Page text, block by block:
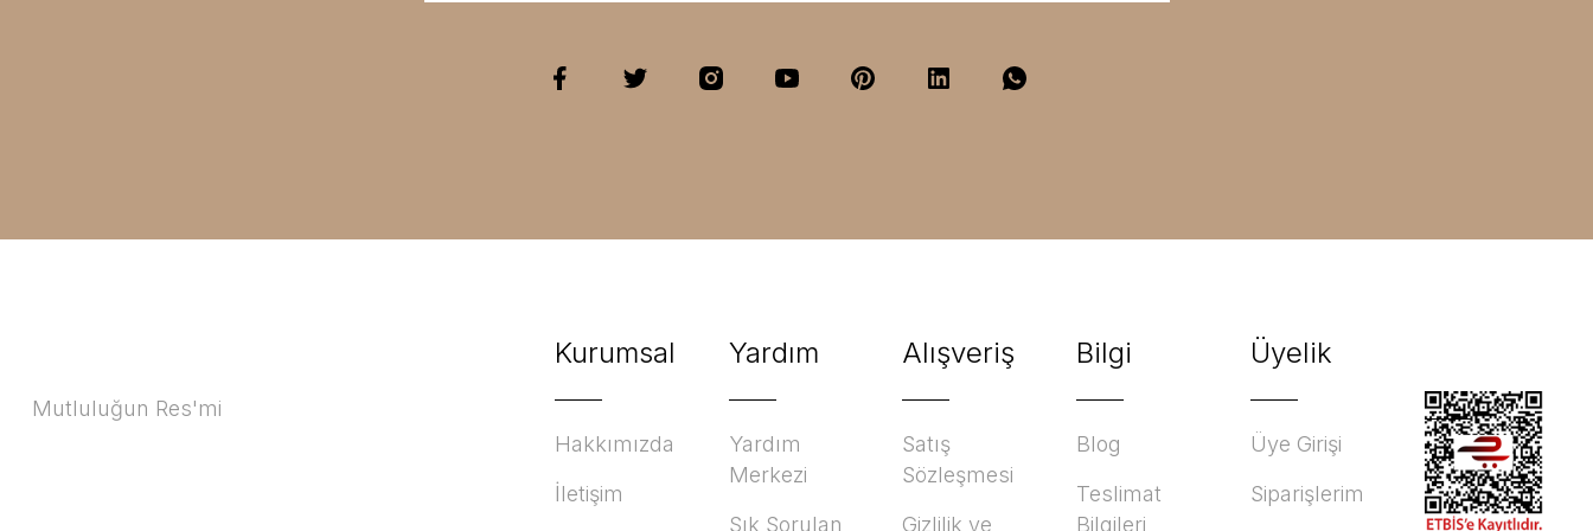
Mutluluğun Res'mi
Kurumsal
Hakkımızda
İletişim
Yardım
Yardım
Merkezi
Sık Sorulan
Alışveriş
Satış
Sözleşmesi
Gizlilik ve
Bilgi
Blog
Teslimat
Bilgileri
Üyelik
Üye Girişi
Siparişlerim